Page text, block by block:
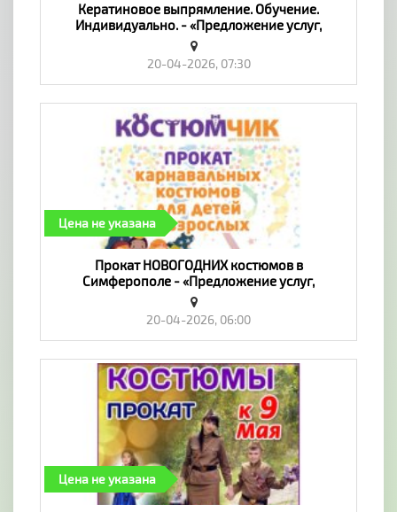
Кератиновое выпрямление. Обучение.
Индивидуально. - «Предложение услуг,
Обучение»
20-04-2026, 07:30
Цена не указана
Прокат НОВОГОДНИХ костюмов в
Симферополе - «Предложение услуг,
Обучение»
20-04-2026, 06:00
Цена не указана